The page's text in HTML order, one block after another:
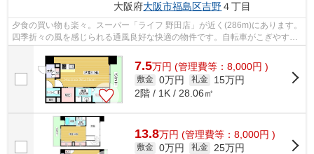
大阪府大阪市福島区吉野４丁目
夕食の買い物も楽々。スーパー「ライフ 野田店」が近く(286m)にあります。
四季折々の風を感じられる通風良好な快適の物件です。自転車がこぎやすい
7.5万円 (管理費等：8,000円 )
敷金 0万円 礼金
15万円
2階 / 1K / 28.06㎡
13.8万円 (管理費等：8,000円 )
敷金 0万円 礼金
25万円